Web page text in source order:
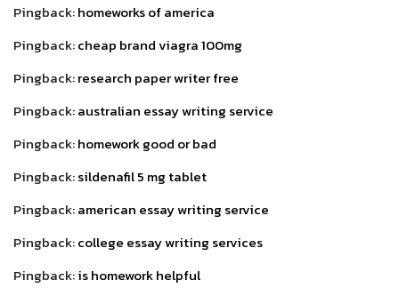
Pingback:homeworks of america
Pingback:cheap brand viagra 100mg
Pingback:research paper writer free
Pingback:australian essay writing service
Pingback:homework good or bad
Pingback:sildenafil 5 mg tablet
Pingback:american essay writing service
Pingback:college essay writing services
Pingback:is homework helpful